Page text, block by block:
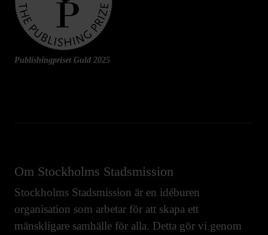
Publishingpriset Guld 2025
Om Stockholms Stadsmission
Stockholms Stadsmission är en idéburen
organisation som arbetar för att skapa ett
mänskligare samhälle för alla. Detta gör vi genom